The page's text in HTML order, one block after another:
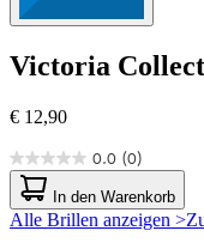
Victoria
€ 12,90
0.0 (0)
0.0
von
5
Sternen.
In den Warenkorb
Alle Brillen anzeigen >